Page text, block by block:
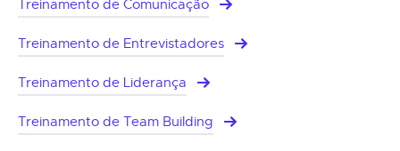
Treinamento de Comunicação
Treinamento de Entrevistadores
Treinamento de Liderança
Treinamento de Team Building